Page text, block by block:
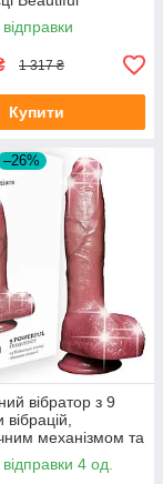
Vibrator
1 317 ₴
Купити
–26%
вібратор з 9
механізмом та
B-Series Good
Stroke
4 од.